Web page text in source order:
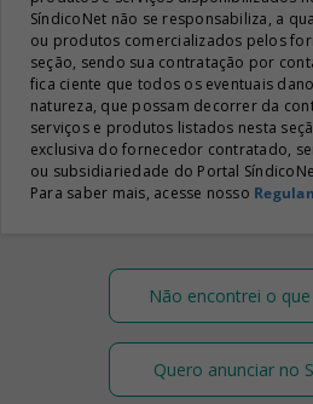
SíndicoNet não se responsabiliza, a
ou produtos comercializados pelos
seção, sendo sua contratação por
fica ciente que todos os eventuais
natureza, que possam decorrer da
serviços e produtos listados nesta
exclusiva do fornecedor contratado,
ou subsidiariedade do Portal
Para saber mais, acesse nosso
Não encontrei o
Quero anunciar no